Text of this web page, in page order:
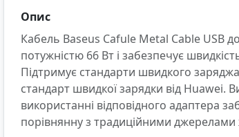
Опис
Кабель Baseus Cafule Metal Cable USB
потужністю 66 Вт і забезпечує
Підтримує стандарти швидкого
стандарт швидкої зарядки від Huawei.
використанні відповідного адаптера
порівнянну з традиційними